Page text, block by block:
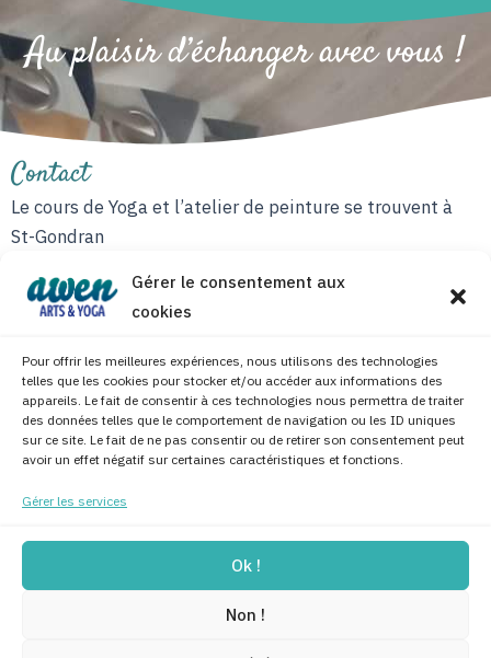
Gérer le consentement aux
cookies
Pour offrir les meilleures expériences, nous utilisons des technologies
telles que les cookies pour stocker et/ou accéder aux informations des
appareils. Le fait de consentir à ces technologies nous permettra de traiter
des données telles que le comportement de navigation ou les ID uniques
sur ce site. Le fait de ne pas consentir ou de retirer son consentement peut
avoir un effet négatif sur certaines caractéristiques et fonctions.
Gérer les services
Ok !
Non !
Au plaisir d’échanger avec vous !
Contact
Le cours de Yoga et l’atelier de peinture se trouvent à
St-Gondran
Vous pouvez me joindre
par téléphone au06 82 26 44 48
et par e-mail :awenyoga.asso@gmail.com
Formulaire de contact